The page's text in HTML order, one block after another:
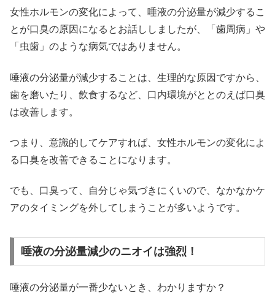
女性ホルモンの変化によって、唾液の分泌量が減少するこ
とが口臭の原因になるとお話ししましたが、「歯周病」や
「虫歯」のような病気ではありません。
唾液の分泌量が減少することは、生理的な原因ですから、
歯を磨いたり、飲食するなど、口内環境がととのえば口臭
は改善します。
つまり、意識的してケアすれば、女性ホルモンの変化によ
る口臭を改善できることになります。
でも、口臭って、自分じゃ気づきにくいので、なかなかケ
アのタイミングを外してしまうことが多いようです。
唾液の分泌量減少のニオイは強烈！
唾液の分泌量が一番少ないとき、わかりますか？